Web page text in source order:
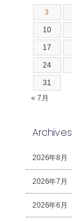
3
10
17
24
31
« 7月
Archives
2026年8月
2026年7月
2026年6月